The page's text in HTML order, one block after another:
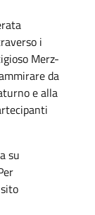
i
Merz-
da
e alla
su